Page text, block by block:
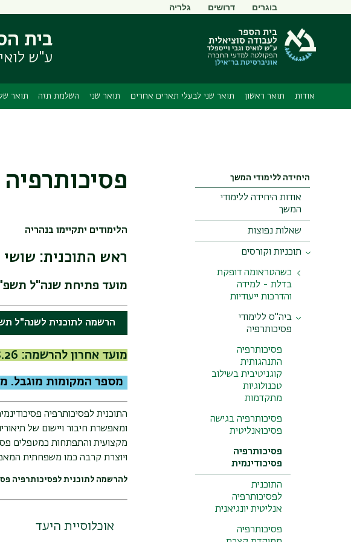
תפריט
משני
בוגרים דרושים גלריה
בית
ע"ש
אודות תואר ראשון תואר שני לבעלי תארים אחרים תואר שני השלמת תזה תואר
היחידה ללימודי המשך
אודות היחידה ללימודי
המשך
שאלות נפוצות
תוכניות וקורסים
כשהטראומה דופקת
בדלת - למידה
והדרכות ייעודיות
תאוריה ופרקטיקה
לטיפול באובדן
ביה"ס ללימודי
פסיכותרפיה
פסיכותרפיה
התנהגותית
קוגניטיבית בשילוב
טכנולוגיות
מתקדמות
פסיכותרפיה בגישה
פסיכואנליטית
פסיכותרפיה
פסיכודינמית
התוכנית
לפסיכותרפיה
אנליטית יונגיאנית
פסיכותרפיה
פסיכותרפיה
הלימודים יתקיימו בנהריה
ראש התוכנית: שושי
מועד פתיחת שנה"ל תשפ"ז:
הרשמה לתוכנית לשנה"ל תשפ"ז
מועד אחרון להרשמה: 25.8.26
מספר המקומות מוגבל.
התוכנית לפסיכותרפיה
ומאפשרת חיבור ויישום של
מקצועית והתפתחות כמטפלים
ויוצרת קרבה כמו משפחתית
להרשמה לתוכנית לפסיכותרפיה
אוכלוסיית היעד